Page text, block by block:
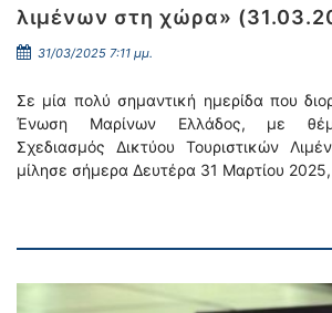
λιμένων στη χώρα»
31/03/2025 7:11 μμ.
Σε μία πολύ σημαντική ημερίδα που
Ένωση Μαρίνων Ελλάδος, με
Σχεδιασμός Δικτύου Τουριστικών
μίλησε σήμερα Δευτέρα 31 Μαρτίου